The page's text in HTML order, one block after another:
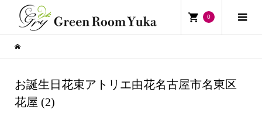
0
お誕生日花束アトリエ由花名古屋市名東区
花屋 (2)